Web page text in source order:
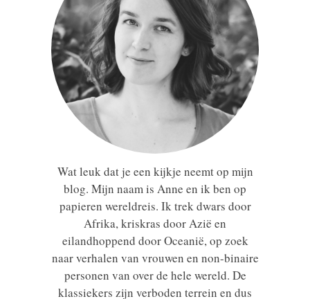
Wat leuk dat je een kijkje neemt op mijn
blog. Mijn naam is Anne en ik ben op
papieren wereldreis. Ik trek dwars door
Afrika, kriskras door Azië en
eilandhoppend door Oceanië, op zoek
naar verhalen van vrouwen en non-binaire
personen van over de hele wereld. De
klassiekers zijn verboden terrein en dus